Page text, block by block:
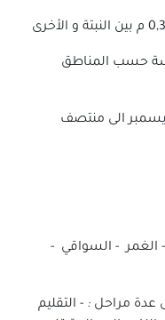
حسب المناطق
الى منتصف
الغمر - السواقي -
عدة مراحل : - التقليم